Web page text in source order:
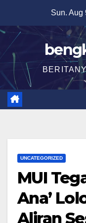
content
Sun. Aug
UNCATEGORIZED
MUI
Ana’
Aliran